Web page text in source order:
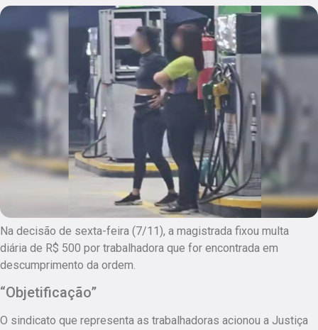
Na decisão de sexta-feira (7/11), a magistrada fixou multa
diária de R$ 500 por trabalhadora que for encontrada em
descumprimento da ordem.
“Objetificação”
O sindicato que representa as trabalhadoras acionou a Justiça